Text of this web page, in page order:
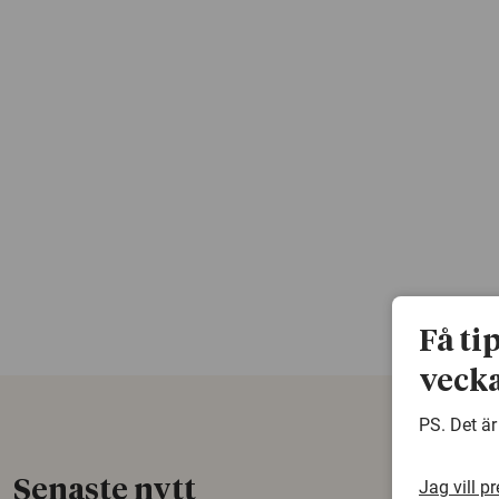
Senaste nytt
Få
PS. Det
Jag vill